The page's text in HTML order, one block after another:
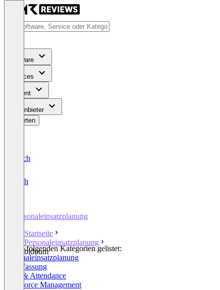
Software
Services
Content
Für Anbieter
Bewerten
Deutsch
English
Personaleinsatzplanung
Startseite
Personaleinsatzplanung
biduum
In den folgenden Kategorien gelistet:
Personaleinsatzplanung
Zeiterfassung
Time & Attendance
Workforce Management